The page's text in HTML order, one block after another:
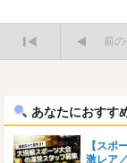
前の
あなたにおすす
【スポ
激レア